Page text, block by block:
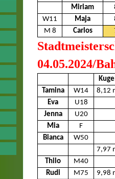
Miriam
W11
Maja
M 8
Carlos
04.05.2024/
Tamina
W14
8,12
Eva
U18
Jenna
U20
Mia
F
Bianca
W50
7,97
Thilo
M40
Rudi
M75 9,98